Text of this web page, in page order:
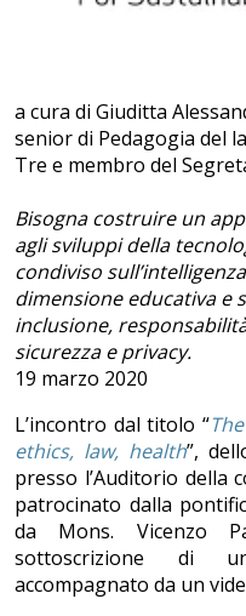
a cura di Giuditta
senior di Pedagogia del
Tre e membro del
Bisogna costruire un
agli sviluppi della
condiviso
dimensione educativa e
inclusione,
sicurezza e privacy.
19 marzo 2020
L’incontro dal titolo “
ethics, law, health”,
presso l’Auditorio della
patrocinato dalla
da Mons. Vicenzo
sottoscrizione di
accompagnato da un